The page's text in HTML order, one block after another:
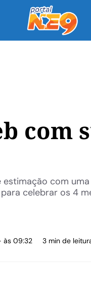
com
com
celebrar os 4
às 09:32 3 min de